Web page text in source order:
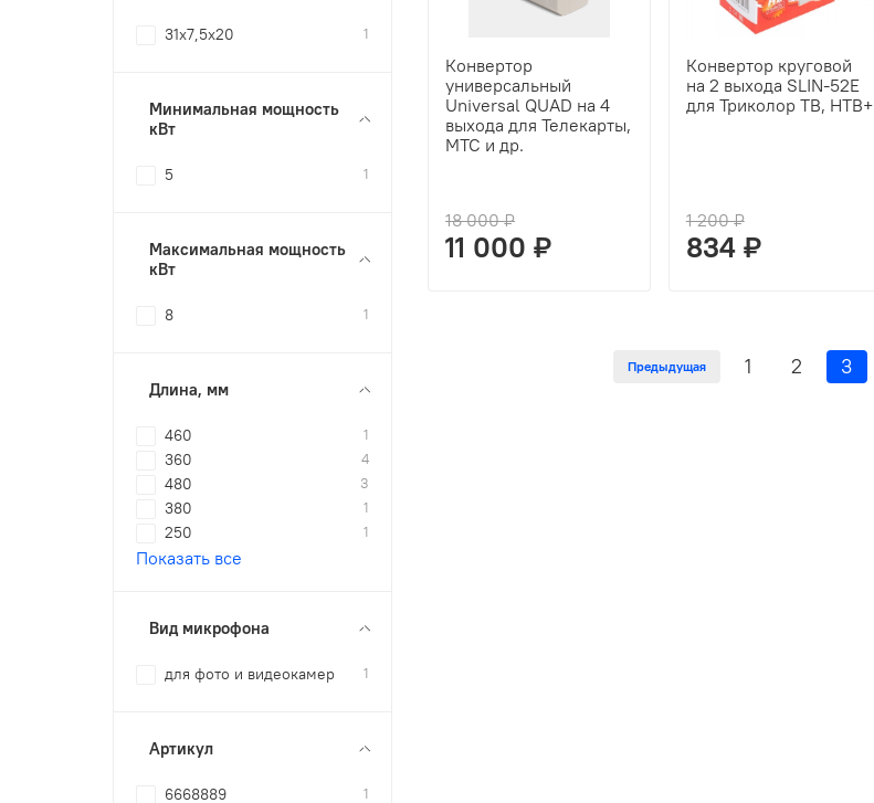
Конвертор
универсальный
Universal QUAD на 4
выхода для Телекарты,
МТС и др.
18 000 ₽
11 000 ₽
Конвертор круговой
на 2 выхода SLIN-52E
для Триколор ТВ, НТВ+
1 200 ₽
834 ₽
Предыдущая 1 2 3
31х7,5х20 1
Минимальная мощность
кВт
5 1
Максимальная мощность
кВт
8 1
Длина, мм
460 1
360 4
480 3
380 1
250 1
Показать все
Вид микрофона
для фото и видеокамер 1
Артикул
6668889 1